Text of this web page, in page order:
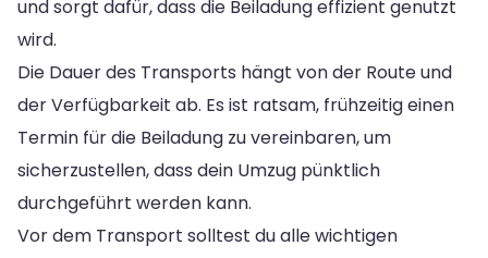
und sorgt dafür, dass die Beiladung effizient genutzt
wird.
Die Dauer des Transports hängt von der Route und
der Verfügbarkeit ab. Es ist ratsam, frühzeitig einen
Termin für die Beiladung zu vereinbaren, um
sicherzustellen, dass dein Umzug pünktlich
durchgeführt werden kann.
Vor dem Transport solltest du alle wichtigen